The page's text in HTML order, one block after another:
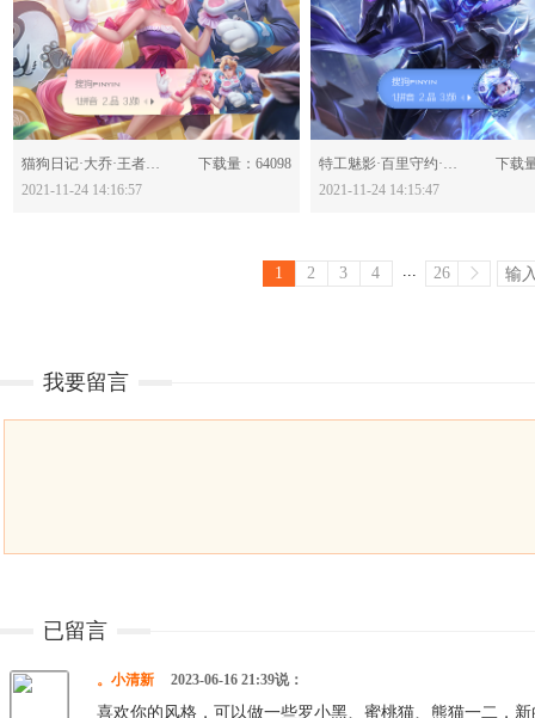
分享：
猫狗日记·大乔·王者荣耀-622921
下载量：64098
2021-11-24 14:16:57
分享：
特工魅影·百里守约·王者荣耀-622919
下载
2021-11-24 14:15:47
1 2 3 4 ... 26
我要留言
已留言
。小清新 2023-06-16 21:39说：
喜欢你的风格，可以做一些罗小黑、蜜桃猫、熊猫一二，